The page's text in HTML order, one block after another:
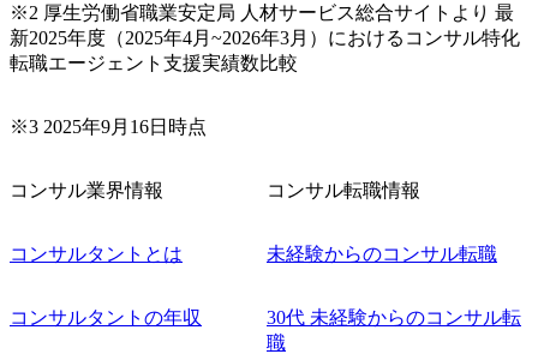
ーションの開発 など) シンプレクスの顧客基盤、エンジニ
アケイパビリティを活かた確度の高い事業立ち上げが経験
できる 2026年8月21日(金) 19:30〜21:30 (19:20開場) 2026年8
く可能性がございます。 このたび、ファーム経験者の方を
できる機会ですので、ぜひご参加ください。 当日はXspear
名参加する予定です！ ●費用 : 無料 虎ノ門ヒルズ付近 ※詳
している方
※2 厚生労働省職業安定局 人材サービス総合サイトより 最
新2025年度（2025年4月~2026年3月）におけるコンサル特化
転職エージェント支援実績数比較
※3 2025年9月16日時点
コンサル業界情報
コンサルタントとは
コンサルタントの年収
コンサル転職情報
未経験からのコンサル転職
30代 未経験からのコンサル転
職